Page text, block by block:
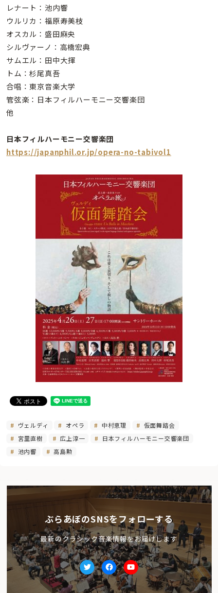
レナート：池内響
ウルリカ：福原寿美枝
オスカル：盛田麻央
シルヴァーノ：高橋宏典
サムエル：田中大揮
トム：杉尾真吾
合唱：東京音楽大学
管弦楽：日本フィルハーモニー交響楽団
他
日本フィルハーモニー交響楽団
https://japanphil.or.jp/opera-no-tabivol1
ヴェルディ オペラ 中村恵理
仮面舞踏会
宮里直樹
広上淳一
日本フィルハーモニー交響楽団
池内響
高島勲
ぶらあぼのSNSをフォローする
最新のクラシック音楽情報をお届けします
TwitterfacebookYoutube